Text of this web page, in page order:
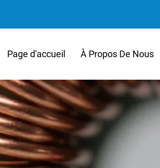
Page d'accueil À Propos De Nous